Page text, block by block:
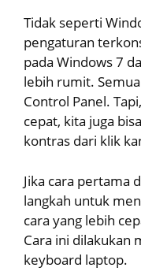
Tidak seperti
pengaturan
pada Windows 7
lebih rumit.
Control Panel.
cepat, kita juga
kontras dari klik
Jika cara pertama
langkah untuk
cara yang lebih
Cara ini dilakukan
keyboard laptop.